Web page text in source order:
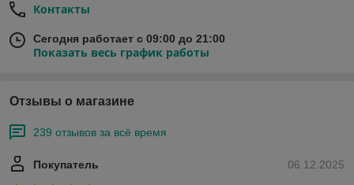
Контакты
Сегодня работает с 09:00 до 21:00
Показать весь график работы
Отзывы о магазине
239 отзывов за всё время
06.12.2025
Покупатель